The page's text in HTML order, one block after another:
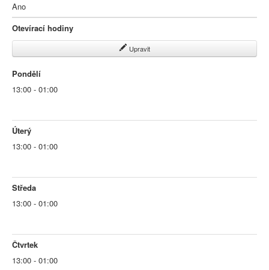
Ano
Otevírací hodiny
Upravit
Pondělí
13:00 - 01:00
Úterý
13:00 - 01:00
Středa
13:00 - 01:00
Čtvrtek
13:00 - 01:00